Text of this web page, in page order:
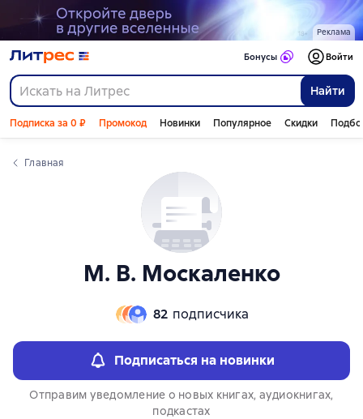
Реклама
Найти
Бонусы Войти
Подписка за 0 ₽ Промокод Новинки Популярное Скидки
Главная
М. В. Москаленко
82 подписчика
Подписаться на новинки
Отправим уведомление о новых книгах, аудиокнигах,
подкастах
Слайдер с книгами